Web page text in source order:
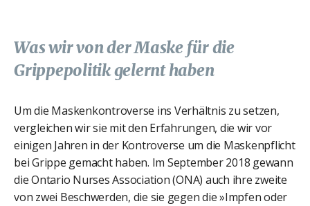
Was wir von der Maske für die
Grippepolitik gelernt haben
Um die Maskenkontroverse ins Verhältnis zu setzen,
vergleichen wir sie mit den Erfahrungen, die wir vor
einigen Jahren in der Kontroverse um die Maskenpflicht
bei Grippe gemacht haben. Im September 2018 gewann
die Ontario Nurses Association (ONA) auch ihre zweite
von zwei Beschwerden, die sie gegen die »Impfen oder